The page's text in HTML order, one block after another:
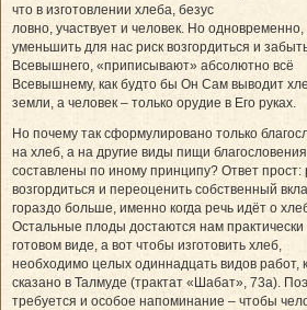
что в изготовлении хлеба, безус
ловно, участвует и человек. Но
уменьшить для нас риск возгордиться и
Всевышнего, «приписывают» абсолютно всё
Всевышнему, как будто бы Он Сам выводит
земли, а человек – только орудие в Его руках.
Но почему так сформулировано только
на хлеб, а на другие виды пищи благословения
составлены по иному принципу? Ответ прост:
возгордиться и переоценить собственный
гораздо больше, именно когда речь идёт о
Остальные плоды достаются нам практически
готовом виде, а вот чтобы изготовить хлеб,
необходимо целых одиннадцать видов работ,
сказано в Талмуде (трактат «Шабат», 73а).
требуется и особое напоминание – чтобы